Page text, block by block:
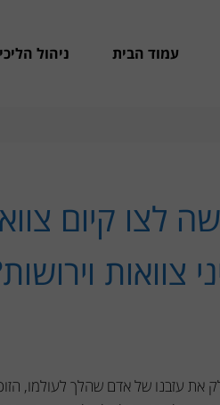
עמוד הבית ניהול
לצו קיום
צוואות
תשכ"ה-1965, על מנת לחלק את עזבנו של אדם שהלך